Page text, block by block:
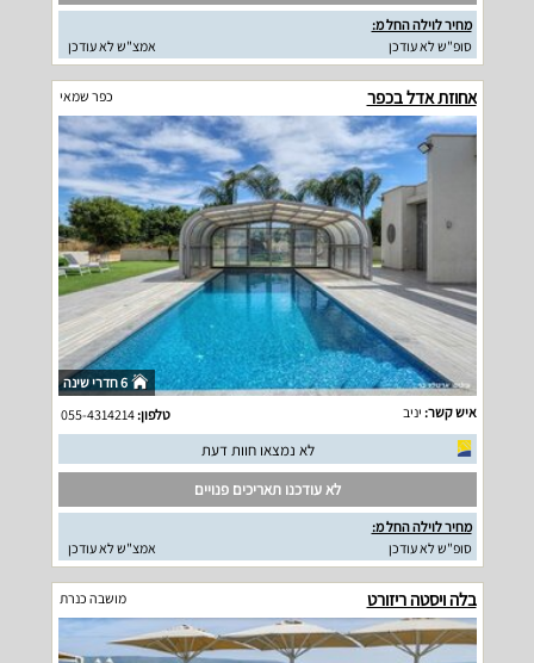
מחיר לוילה החל מ:
סופ"ש לא עודכן
אמצ"ש לא עודכן
אחוזת אדל בכפר כפר שמאי
6 חדרי שינה
איש קשר: יניב טלפון:055-4314214
לא נמצאו חוות דעת
לא עודכנו תאריכים פנויים
מחיר לוילה החל מ:
סופ"ש לא עודכן
אמצ"ש לא עודכן
בלה ויסטה ריזורט מושבה כנרת